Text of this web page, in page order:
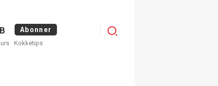
Abonner
Kokketips
Logg